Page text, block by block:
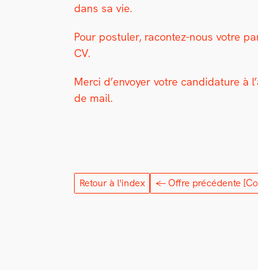
dans sa vie.
Pour pos­tuler, racon­tez-nous votre
CV.
Mer­ci d’en­voy­er votre can­di­da­ture à
de mail.
Retour à l'index ← Offre précédente